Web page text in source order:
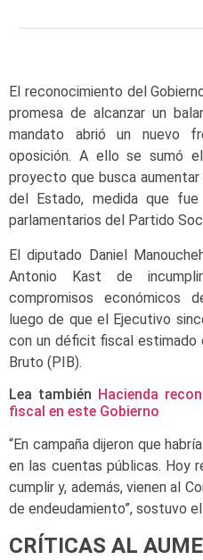
El reconocimiento del
promesa de alcanzar un
mandato abrió un nuevo
oposición. A ello se sumó
proyecto que busca
del Estado, medida que
parlamentarios del Partido
El diputado Daniel
Antonio Kast de
compromisos económicos
luego de que el Ejecutivo
con un déficit fiscal estimado
Bruto (PIB).
Lea también Hacienda
fiscal en este Gobierno
“En campaña dijeron que
en las cuentas públicas. Hoy
cumplir y, además, vienen al
de endeudamiento”, sostuvo
CRÍTICAS AL